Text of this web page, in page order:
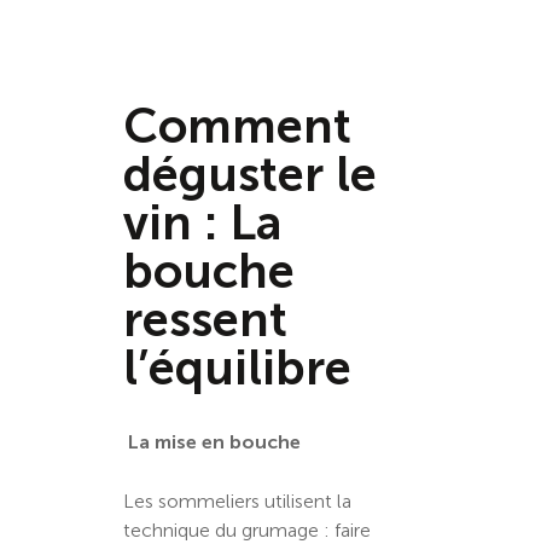
Comment
déguster le
vin : La
bouche
ressent
l’équilibre
La mise en bouche
Les sommeliers utilisent la
technique du grumage : faire